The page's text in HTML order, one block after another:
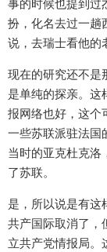
事的时候也提到过
扮，化名去过一趟
说，去瑞士看他的
现在的研究还不是
是单纯的探亲。这
报网络也好，这个
一些苏联派驻法国
当时的亚克杜克洛
了苏联。
是，所以说是有这
共产国际取消了，
立共产党情报局。